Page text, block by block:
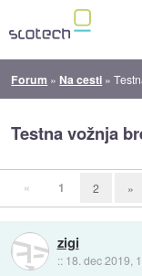
Forum » Na cesti »
Testna vožnja
« 1 2 »
zigi
:: 18. dec 2019,